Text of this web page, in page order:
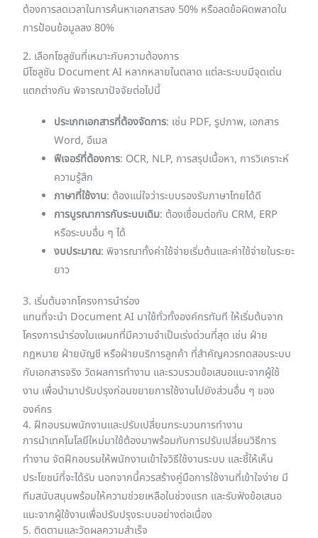
ต้องการลดเวลาในการค้นหาเอกสารลง 50% หรือลดข้อผิดพลาดใน
การป้อนข้อมูลลง 80%
2. เลือกโซลูชันที่เหมาะกับความต้องการ
มีโซลูชัน Document AI หลากหลายในตลาด แต่ละระบบมีจุดเด่น
แตกต่างกัน พิจารณาปัจจัยต่อไปนี้
ประเภทเอกสารที่ต้องจัดการ: เช่น PDF, รูปภาพ, เอกสาร
Word, อีเมล
ฟีเจอร์ที่ต้องการ: OCR, NLP, การสรุปเนื้อหา, การวิเคราะห์
ความรู้สึก
ภาษาที่ใช้งาน: ต้องแน่ใจว่าระบบรองรับภาษาไทยได้ดี
การบูรณาการกับระบบเดิม: ต้องเชื่อมต่อกับ CRM, ERP
หรือระบบอื่น ๆ ได้
งบประมาณ: พิจารณาทั้งค่าใช้จ่ายเริ่มต้นและค่าใช้จ่ายในระยะ
ยาว
3. เริ่มต้นจากโครงการนำร่อง
แทนที่จะนำ Document AI มาใช้ทั่วทั้งองค์กรทันที ให้เริ่มต้นจาก
โครงการนำร่องในแผนกที่มีความจำเป็นเร่งด่วนที่สุด เช่น ฝ่าย
กฎหมาย ฝ่ายบัญชี หรือฝ่ายบริการลูกค้า ที่สำคัญควรทดสอบระบบ
กับเอกสารจริง วัดผลการทำงาน และรวบรวมข้อเสนอแนะจากผู้ใช้
งาน เพื่อนำมาปรับปรุงก่อนขยายการใช้งานไปยังส่วนอื่น ๆ ของ
องค์กร
4. ฝึกอบรมพนักงานและปรับเปลี่ยนกระบวนการทำงาน
การนำเทคโนโลยีใหม่มาใช้ต้องมาพร้อมกับการปรับเปลี่ยนวิธีการ
ทำงาน จัดฝึกอบรมให้พนักงานเข้าใจวิธีใช้งานระบบ และชี้ให้เห็น
ประโยชน์ที่จะได้รับ นอกจากนี้ควรสร้างคู่มือการใช้งานที่เข้าใจง่าย มี
ทีมสนับสนุนพร้อมให้ความช่วยเหลือในช่วงแรก และรับฟังข้อเสนอ
แนะจากผู้ใช้งานเพื่อปรับปรุงระบบอย่างต่อเนื่อง
5. ติดตามและวัดผลความสำเร็จ